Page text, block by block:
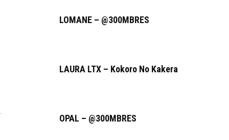
LOMANE – @300MBRES
LAURA LTX – Kokoro No Kakera
OPAL – @300MBRES